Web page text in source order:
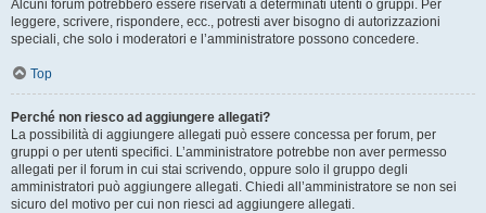
Alcuni forum potrebbero essere riservati a determinati utenti o gruppi. Per
leggere, scrivere, rispondere, ecc., potresti aver bisogno di autorizzazioni
speciali, che solo i moderatori e l’amministratore possono concedere.
Top
Perché non riesco ad aggiungere allegati?
La possibilità di aggiungere allegati può essere concessa per forum, per
gruppi o per utenti specifici. L’amministratore potrebbe non aver permesso
allegati per il forum in cui stai scrivendo, oppure solo il gruppo degli
amministratori può aggiungere allegati. Chiedi all’amministratore se non sei
sicuro del motivo per cui non riesci ad aggiungere allegati.